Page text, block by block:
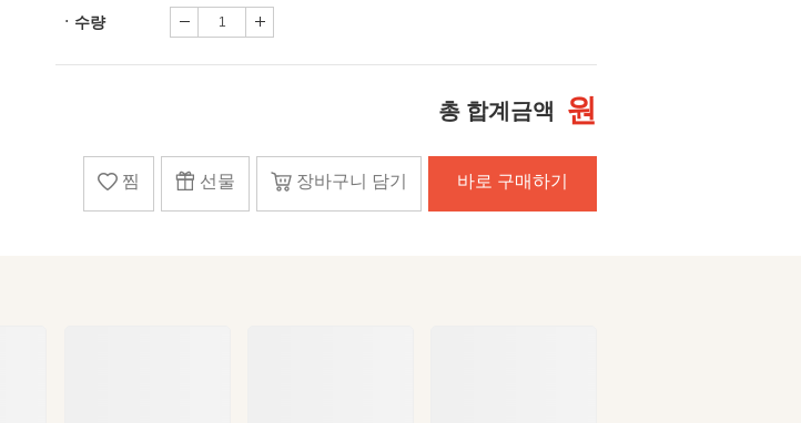
ㆍ수량
총 합계금액 원
찜 선물 장바구니 담기 바로 구매하기